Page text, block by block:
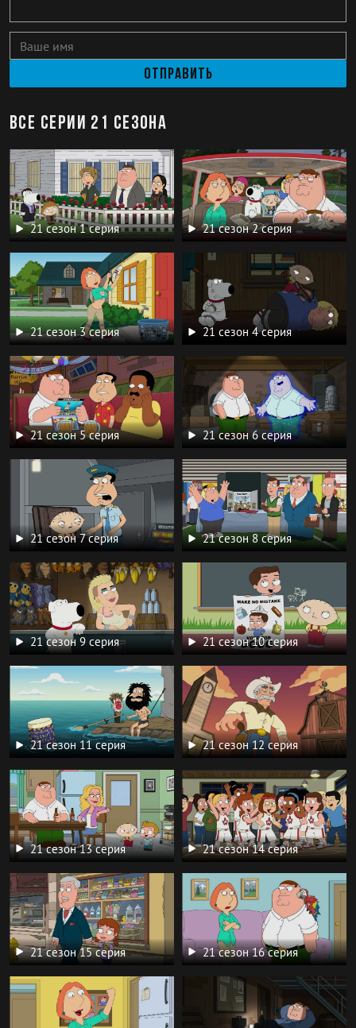
Отправить
Все серии 21 сезона
21 сезон 1 серия 21 сезон 2 серия
21 сезон 3 серия 21 сезон 4 серия
21 сезон 5 серия 21 сезон 6 серия
21 сезон 7 серия 21 сезон 8 серия
21 сезон 9 серия 21 сезон 10 серия
21 сезон 11 серия 21 сезон 12 серия
21 сезон 13 серия 21 сезон 14 серия
21 сезон 15 серия 21 сезон 16 серия